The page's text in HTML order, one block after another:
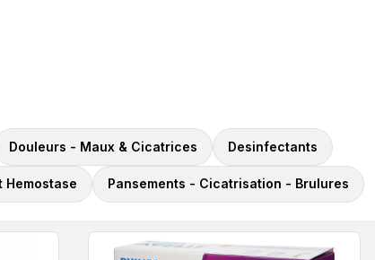
Douleurs - Maux & Cicatrices Desinfectants
Hemostase Pansements - Cicatrisation - Brulures